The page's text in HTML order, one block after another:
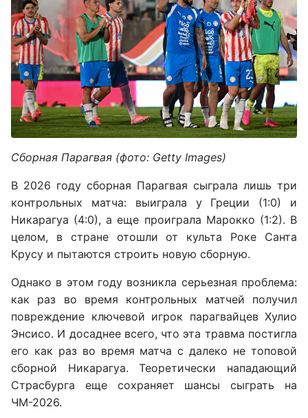
Сборная Парагвая (фото: Getty Images)
В 2026 году сборная Парагвая сыграла лишь три
контрольных матча: выиграла у Греции (1:0) и
Никарагуа (4:0), а еще проиграла Марокко (1:2). В
целом, в стране отошли от культа Роке Санта
Крусу и пытаются строить новую сборную.
Однако в этом году возникла серьезная проблема:
как раз во время контрольных матчей получил
повреждение ключевой игрок парагвайцев Хулио
Энсисо. И досаднее всего, что эта травма постигла
его как раз во время матча с далеко не топовой
сборной Никарагуа. Теоретически нападающий
Страсбурга еще сохраняет шансы сыграть на
ЧМ-2026.